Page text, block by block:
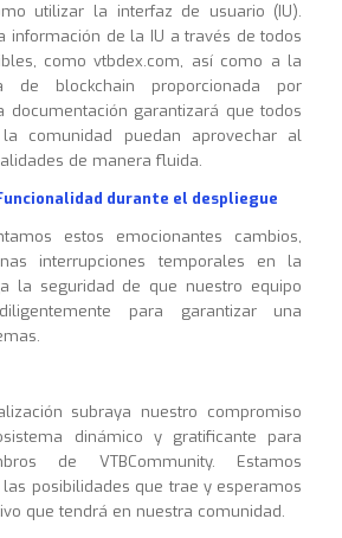
utilizar la interfaz de usuario (IU).
información de la IU a través de todos
como vtbdex.com, así como a la
de blockchain proporcionada por
documentación garantizará que todos
comunidad puedan aprovechar al
de manera fluida.
durante el despliegue
estos emocionantes cambios,
interrupciones temporales en la
la seguridad de que nuestro equipo
para garantizar una
subraya nuestro compromiso
dinámico y gratificante para
de VTBCommunity. Estamos
posibilidades que trae y esperamos
que tendrá en nuestra comunidad.